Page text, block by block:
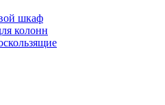
шкаф
колонн